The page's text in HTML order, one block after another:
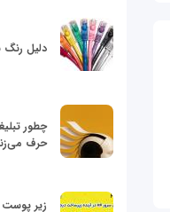
دلیل رنگ
چطور
حرف
زیر پوست